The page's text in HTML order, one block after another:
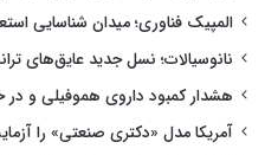
المپیک فناوری؛ میدان شناسایی
نانوسیالات؛ نسل جدید عایق‌های
هشدار کمبود داروی هموفیلی و در
آمریکا مدل «دکتری صنعتی» را